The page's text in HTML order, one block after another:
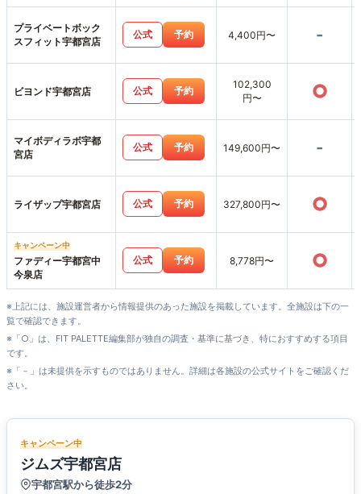
プライベートボック
スフィット宇都宮店
公式 予約 4,400円〜 -
ビヨンド宇都宮店 公式 予約
102,300
円〜
○
マイボディラボ宇都
宮店
公式 予約 149,600円〜 -
ライザップ宇都宮店 公式 予約 327,800円〜 ○
キャンペーン中
ファディー宇都宮中
今泉店
公式 予約 8,778円〜 ○
※上記には、施設運営者から情報提供のあった施設を掲載しています。全施設は下の一
覧で確認できます。
※「○」は、FIT PALETTE編集部が独自の調査・基準に基づき、特におすすめする項目
です。
※「－」は未提供を示すものではありません。詳細は各施設の公式サイトをご確認くだ
さい。
キャンペーン中
ジムズ宇都宮店
宇都宮駅から徒歩2分